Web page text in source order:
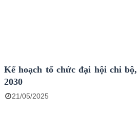
Kế hoạch tổ chức đại hội chi
2030
21/05/2025